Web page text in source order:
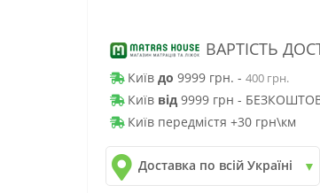
ВАРТІСТЬ
Київ до 9999 грн. - 400 грн.
Київ від9999 грн -
Київ передмістя +30 грн\км
Доставка по всій Україні